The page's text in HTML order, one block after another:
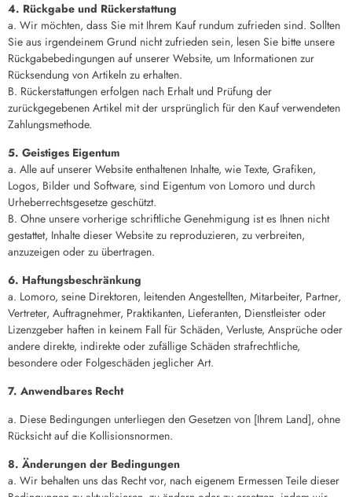
4. Rückgabe und Rückerstattung
a. Wir möchten, dass Sie mit Ihrem Kauf rundum zufrieden sind. Sollten
Sie aus irgendeinem Grund nicht zufrieden sein, lesen Sie bitte unsere
Rückgabebedingungen auf unserer Website, um Informationen zur
Rücksendung von Artikeln zu erhalten.
B. Rückerstattungen erfolgen nach Erhalt und Prüfung der
zurückgegebenen Artikel mit der ursprünglich für den Kauf verwendeten
Zahlungsmethode.
5. Geistiges Eigentum
a. Alle auf unserer Website enthaltenen Inhalte, wie Texte, Grafiken,
Logos, Bilder und Software, sind Eigentum von Lomoro und durch
Urheberrechtsgesetze geschützt.
B. Ohne unsere vorherige schriftliche Genehmigung ist es Ihnen nicht
gestattet, Inhalte dieser Website zu reproduzieren, zu verbreiten,
anzuzeigen oder zu übertragen.
6. Haftungsbeschränkung
a. Lomoro, seine Direktoren, leitenden Angestellten, Mitarbeiter, Partner,
Vertreter, Auftragnehmer, Praktikanten, Lieferanten, Dienstleister oder
Lizenzgeber haften in keinem Fall für Schäden, Verluste, Ansprüche oder
andere direkte, indirekte oder zufällige Schäden strafrechtliche,
besondere oder Folgeschäden jeglicher Art.
7. Anwendbares Recht
a. Diese Bedingungen unterliegen den Gesetzen von [Ihrem Land], ohne
Rücksicht auf die Kollisionsnormen.
8. Änderungen der Bedingungen
a. Wir behalten uns das Recht vor, nach eigenem Ermessen Teile dieser